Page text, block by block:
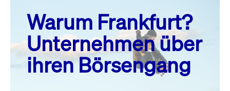
MO. DI. MI. DO. FR. SA. SO.
1
2
3
4 5 6 7 8
Warum Frankfurt?
Unternehmen über
ihren Börsengang